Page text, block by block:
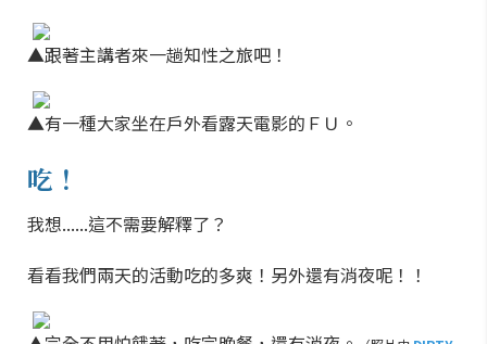
▲跟著主講者來一趟知性之旅吧！
▲有一種大家坐在戶外看露天電影的ＦＵ。
吃！
我想......這不需要解釋了？
看看我們兩天的活動吃的多爽！另外還有消夜呢！！